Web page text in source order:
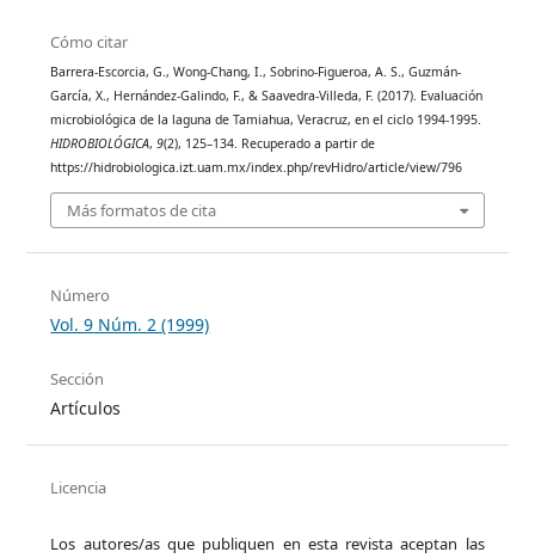
Cómo citar
Barrera-Escorcia, G., Wong-Chang, I., Sobrino-Figueroa, A. S., Guzmán-
García, X., Hernández-Galindo, F., & Saavedra-Villeda, F. (2017). Evaluación
microbiológica de la laguna de Tamiahua, Veracruz, en el ciclo 1994-1995.
HIDROBIOLÓGICA,9(2), 125–134. Recuperado a partir de
https://hidrobiologica.izt.uam.mx/index.php/revHidro/article/view/796
Más formatos de cita
Número
Vol. 9 Núm. 2 (1999)
Sección
Artículos
Licencia
Los autores/as que publiquen en esta revista aceptan las